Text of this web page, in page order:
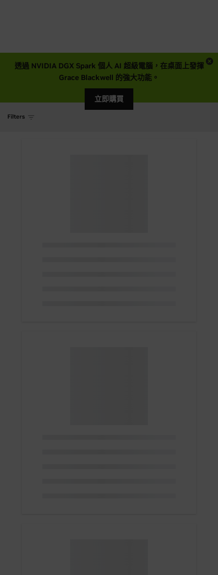
透過 NVIDIA DGX Spark 個人 AI 超級電腦，在桌面上發揮
Grace Blackwell 的強大功能。
立即購買
Filters